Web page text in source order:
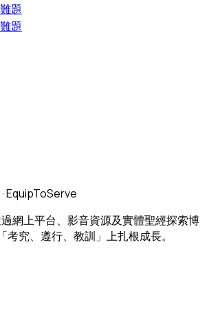
題
題
EquipToServe
網上平台、影音資源及實體聖經探索博
考究、遵行、教訓」上扎根成長。